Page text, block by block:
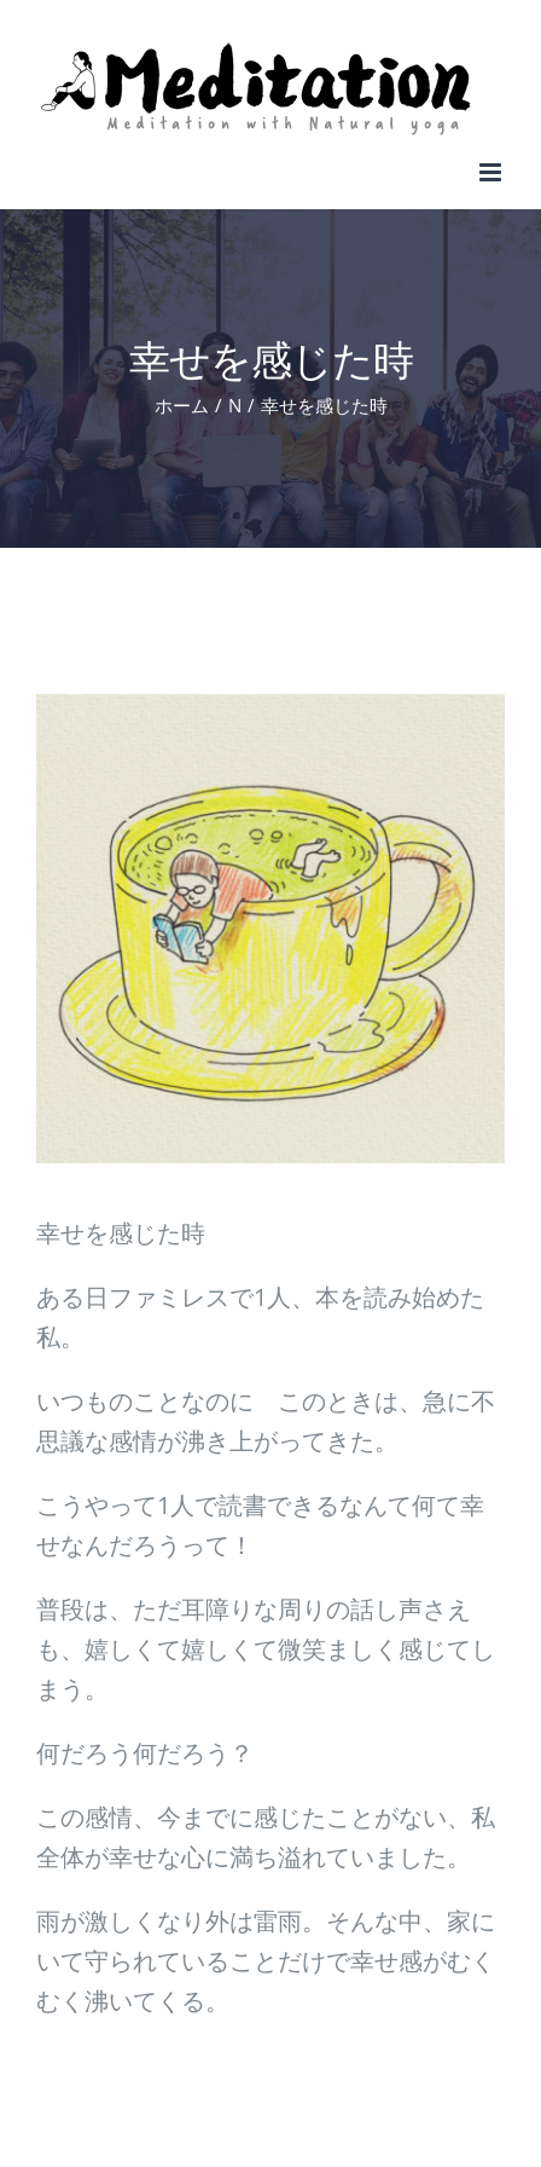
content
幸せを感じた時
ホーム N 幸せを感じた時
幸せを感じた時
ある日ファミレスで1人、本を読み始めた
私。
いつものことなのに このときは、急に不
思議な感情が沸き上がってきた。
こうやって1人で読書できるなんて何て幸
せなんだろうって！
普段は、ただ耳障りな周りの話し声さえ
も、嬉しくて嬉しくて微笑ましく感じてし
まう。
何だろう何だろう？
この感情、今までに感じたことがない、私
全体が幸せな心に満ち溢れていました。
雨が激しくなり外は雷雨。そんな中、家に
いて守られていることだけで幸せ感がむく
むく沸いてくる。